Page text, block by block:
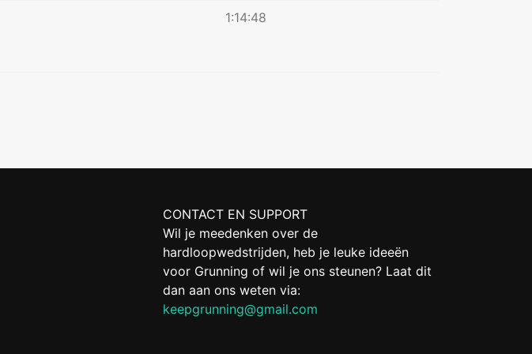
1:14:48
CONTACT EN SUPPORT
Wil je meedenken over de
hardloopwedstrijden, heb je leuke ideeën
voor Grunning of wil je ons steunen? Laat dit
dan aan ons weten via:
keepgrunning@gmail.com